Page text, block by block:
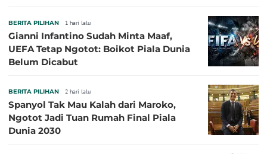
BERITA PILIHAN 1 hari lalu
Gianni Infantino Sudah Minta Maaf,
UEFA Tetap Ngotot: Boikot Piala Dunia
Belum Dicabut
BERITA PILIHAN 2 hari lalu
Spanyol Tak Mau Kalah dari Maroko,
Ngotot Jadi Tuan Rumah Final Piala
Dunia 2030